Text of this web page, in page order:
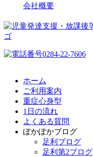
会社概要
ホーム
ご利用案内
重症心身型
1日の流れ
よくある質問
ぽかぽかブログ
足利ブログ
足利第2ブログ